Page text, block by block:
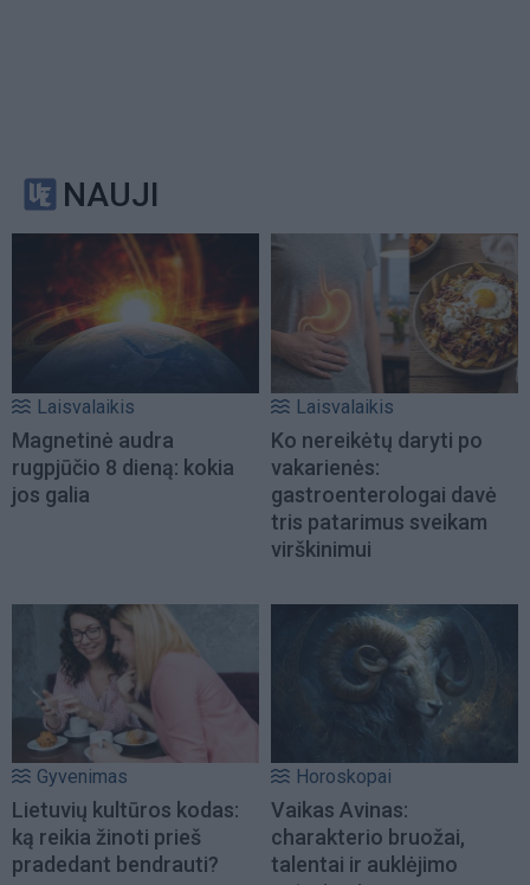
NAUJI
Laisvalaikis
Magnetinė audra
rugpjūčio 8 dieną: kokia
jos galia
Laisvalaikis
Ko nereikėtų daryti po
vakarienės:
gastroenterologai davė
tris patarimus sveikam
virškinimui
Gyvenimas
Lietuvių kultūros kodas:
ką reikia žinoti prieš
pradedant bendrauti?
Horoskopai
Vaikas Avinas:
charakterio bruožai,
talentai ir auklėjimo